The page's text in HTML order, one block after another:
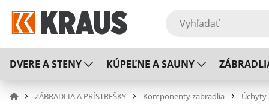
DVERE A STENY KÚPEĽNE A SAUNY
ZÁBRADLIA A PRÍSTREŠKY Komponenty zabradlia Úchyty